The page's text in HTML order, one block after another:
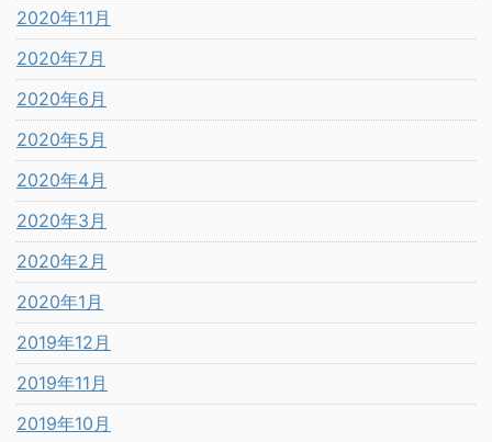
2020年11月
2020年7月
2020年6月
2020年5月
2020年4月
2020年3月
2020年2月
2020年1月
2019年12月
2019年11月
2019年10月